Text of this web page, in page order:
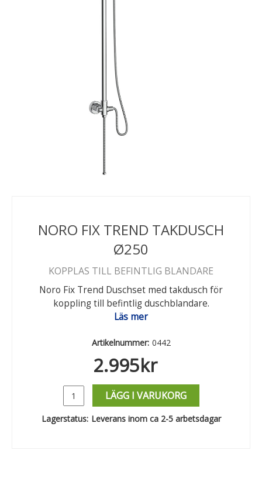
NORO FIX TREND TAKDUSCH
Ø250
KOPPLAS TILL BEFINTLIG BLANDARE
Noro Fix Trend Duschset med takdusch för
koppling till befintlig duschblandare.
Läs mer
Artikelnummer: 0442
2.995kr
LÄGG I VARUKORG
Lagerstatus: Leverans inom ca 2-5 arbetsdagar